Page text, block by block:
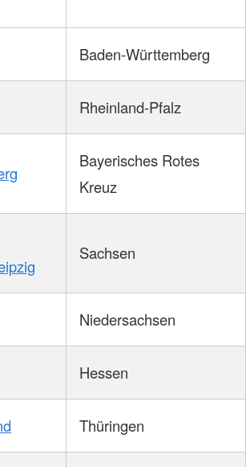
Baden-Württemberg
Rheinland-Pfalz
Bayerisches Rotes
Kreuz
Sachsen
Niedersachsen
Hessen
Thüringen